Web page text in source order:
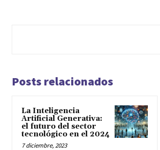
Posts relacionados
La Inteligencia
Artificial Generativa:
el futuro del sector
tecnológico en el 2024
7 diciembre, 2023